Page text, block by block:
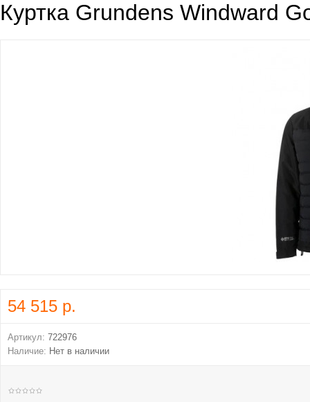
Куртка Grundens Windward
54 515 р.
Артикул: 722976
Наличие: Нет в наличии